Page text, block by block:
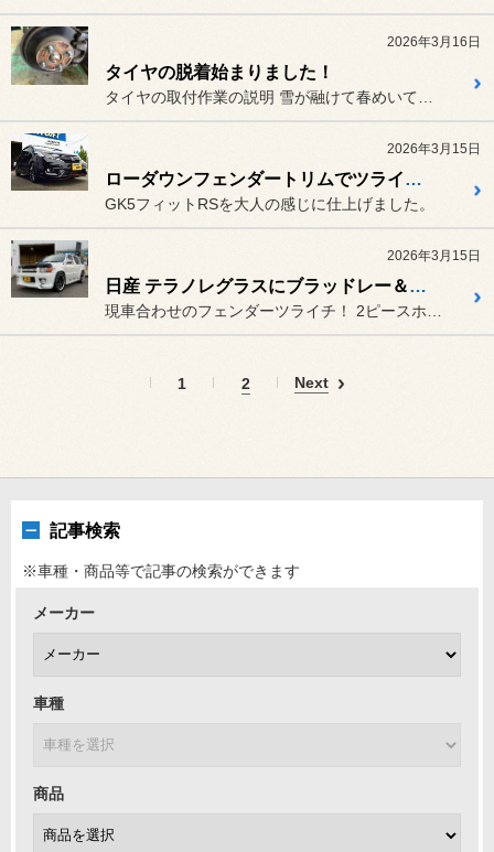
2026年3月16日
タイヤの脱着始まりました！
2026年3月15日
ローダウンフェンダートリムでツライチマッチング
GK5フィットRSを大人の感じに仕上げました。
2026年3月15日
日産 テラノレグラスにブラッドレー＆アレンザでフェンダーツライチ
1 2 Next
記事検索
※車種・商品等で記事の検索ができます
メーカー
車種
商品